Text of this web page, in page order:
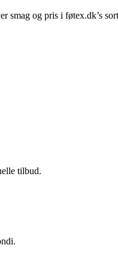
smag og pris i føtex.dk’s
tilbud.